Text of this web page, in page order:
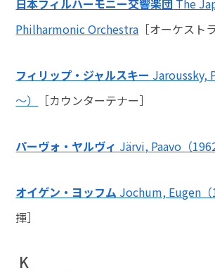
日本フィルハーモニー交響楽団 The
Philharmonic Orchestra ［オーケストラ
フィリップ・ジャルスキー Jaroussky,
～）
［カウンターテナー］
パーヴォ・ヤルヴィ Järvi, Paavo（1962
オイゲン・ヨッフム Jochum, Eugen（
揮］
K